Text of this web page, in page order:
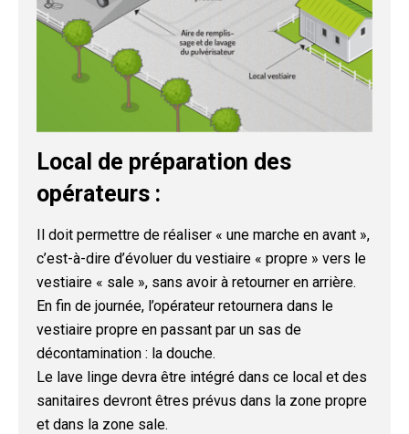
Local de préparation des
opérateurs :
Il doit permettre de réaliser « une marche en avant »,
c’est-à-dire d’évoluer du vestiaire « propre » vers le
vestiaire « sale », sans avoir à retourner en arrière.
En fin de journée, l’opérateur retournera dans le
vestiaire propre en passant par un sas de
décontamination : la douche.
Le lave linge devra être intégré dans ce local et des
sanitaires devront êtres prévus dans la zone propre
et dans la zone sale.